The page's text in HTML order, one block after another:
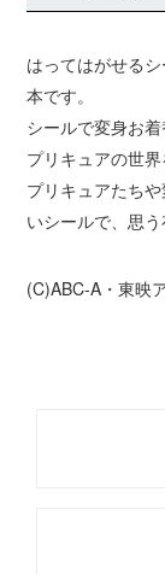
はってはがせる
本です。
シールで変身お
プリキュアの世
プリキュアたち
いシールで、思
(C)ABC-A・東映